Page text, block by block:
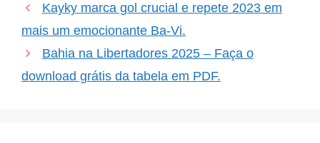
trazer esperança e
estabilidade a…
Kayky marca gol crucial e repete 2023 em
mais um emocionante Ba-Vi.
Bahia na Libertadores 2025 – Faça o
download grátis da tabela em PDF.